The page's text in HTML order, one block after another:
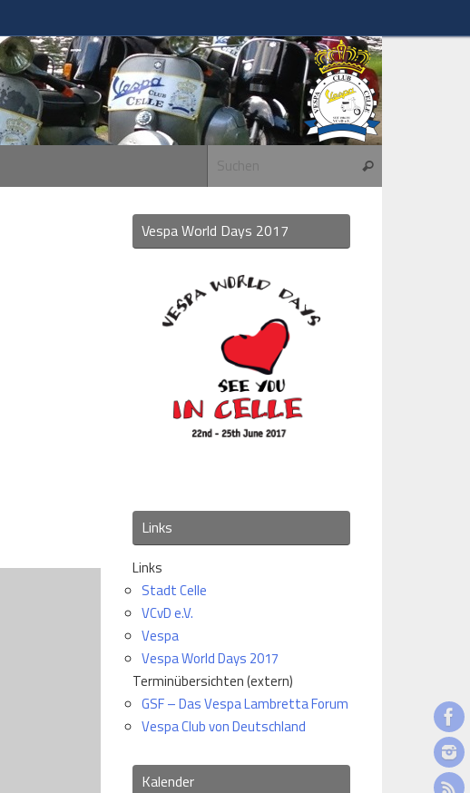
Suchen
Vespa World Days 2017
Links
Links
Stadt Celle
VCvD e.V.
Vespa
Vespa World Days 2017
Terminübersichten (extern)
GSF – Das Vespa Lambretta Forum
Vespa Club von Deutschland
Kalender